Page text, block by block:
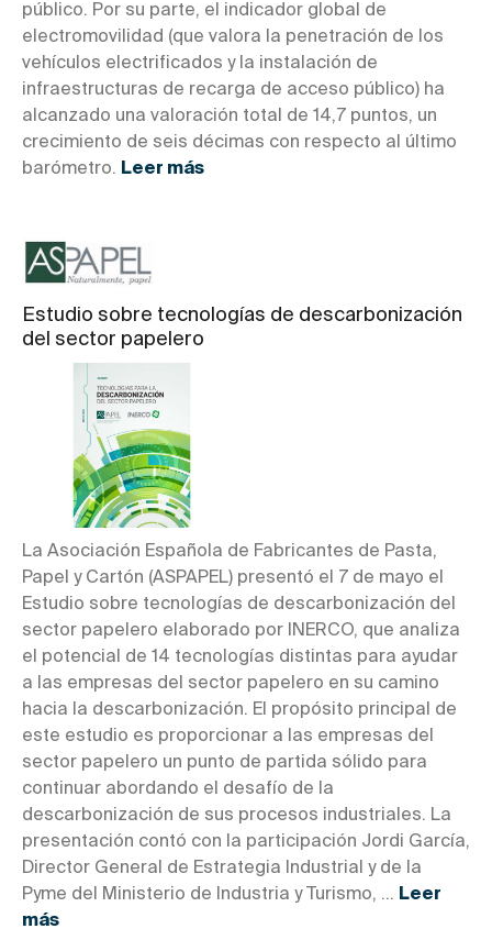
público. Por su parte, el indicador global de
electromovilidad (que valora la penetración de los
vehículos electrificados y la instalación de
infraestructuras de recarga de acceso público) ha
alcanzado una valoración total de 14,7 puntos, un
crecimiento de seis décimas con respecto al último
barómetro. Leer más
Estudio sobre tecnologías de descarbonización
del sector papelero
La Asociación Española de Fabricantes de Pasta,
Papel y Cartón (ASPAPEL) presentó el 7 de mayo el
Estudio sobre tecnologías de descarbonización del
sector papelero elaborado por INERCO, que analiza
el potencial de 14 tecnologías distintas para ayudar
a las empresas del sector papelero en su camino
hacia la descarbonización. El propósito principal de
este estudio es proporcionar a las empresas del
sector papelero un punto de partida sólido para
continuar abordando el desafío de la
descarbonización de sus procesos industriales. La
presentación contó con la participación Jordi García,
Director General de Estrategia Industrial y de la
Pyme del Ministerio de Industria y Turismo, ... Leer
más